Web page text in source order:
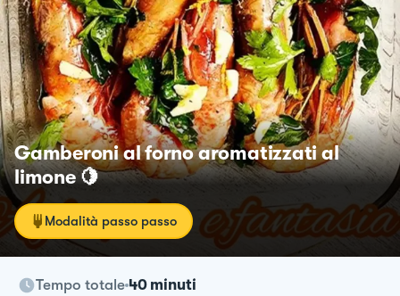
Gamberoni al forno aromatizzati al
limone 🍋
Modalità passo passo
Tempo totale 40 minuti